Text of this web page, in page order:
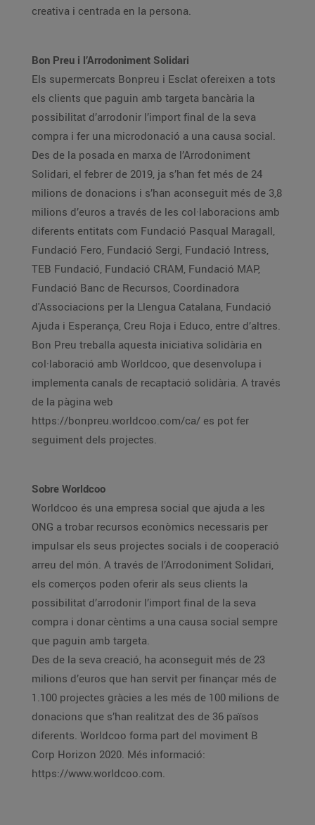
creativa i centrada en la persona.
Bon Preu i l’Arrodoniment Solidari
Els supermercats Bonpreu i Esclat ofereixen a tots
els clients que paguin amb targeta bancària la
possibilitat d’arrodonir l’import final de la seva
compra i fer una microdonació a una causa social.
Des de la posada en marxa de l’Arrodoniment
Solidari, el febrer de 2019, ja s’han fet més de 24
milions de donacions i s’han aconseguit més de 3,8
milions d’euros a través de les col·laboracions amb
diferents entitats com Fundació Pasqual Maragall,
Fundació Fero, Fundació Sergi, Fundació Intress,
TEB Fundació, Fundació CRAM, Fundació MAP,
Fundació Banc de Recursos, Coordinadora
d'Associacions per la Llengua Catalana, Fundació
Ajuda i Esperança, Creu Roja i Educo, entre d’altres.
Bon Preu treballa aquesta iniciativa solidària en
col·laboració amb Worldcoo, que desenvolupa i
implementa canals de recaptació solidària. A través
de la pàgina web
https://bonpreu.worldcoo.com/ca/ es pot fer
seguiment dels projectes.
Sobre Worldcoo
Worldcoo és una empresa social que ajuda a les
ONG a trobar recursos econòmics necessaris per
impulsar els seus projectes socials i de cooperació
arreu del món. A través de l’Arrodoniment Solidari,
els comerços poden oferir als seus clients la
possibilitat d’arrodonir l’import final de la seva
compra i donar cèntims a una causa social sempre
que paguin amb targeta.
Des de la seva creació, ha aconseguit més de 23
milions d’euros que han servit per finançar més de
1.100 projectes gràcies a les més de 100 milions de
donacions que s’han realitzat des de 36 països
diferents. Worldcoo forma part del moviment B
Corp Horizon 2020. Més informació:
https://www.worldcoo.com.